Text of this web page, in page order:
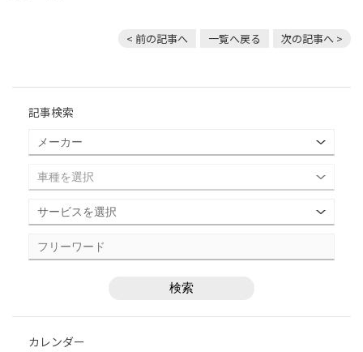
< 前の記事へ 一覧へ戻る 次の記事へ >
記事検索
カレンダー